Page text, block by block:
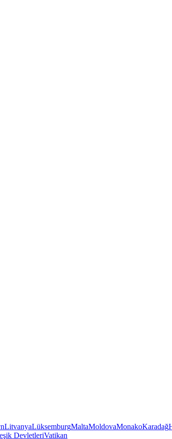
LitvanyaLüksemburgMaltaMoldovaMonakoKaradağ
DevletleriVatikan